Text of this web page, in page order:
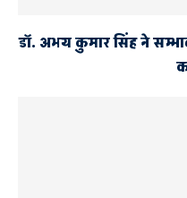
डॉ. अभय कुमार सिंह ने